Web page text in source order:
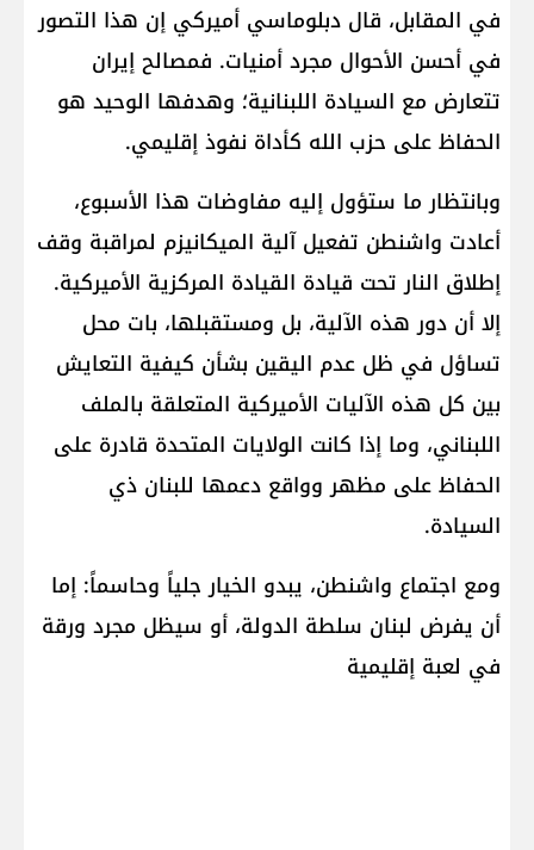
في المقابل، قال دبلوماسي أميركي إن هذا التصور
في أحسن الأحوال مجرد أمنيات. فمصالح إيران
تتعارض مع السيادة اللبنانية؛ وهدفها الوحيد هو
الحفاظ على حزب الله كأداة نفوذ إقليمي.
وبانتظار ما ستؤول إليه مفاوضات هذا الأسبوع،
أعادت واشنطن تفعيل آلية الميكانيزم لمراقبة وقف
إطلاق النار تحت قيادة القيادة المركزية الأميركية.
إلا أن دور هذه الآلية، بل ومستقبلها، بات محل
تساؤل في ظل عدم اليقين بشأن كيفية التعايش
بين كل هذه الآليات الأميركية المتعلقة بالملف
اللبناني، وما إذا كانت الولايات المتحدة قادرة على
الحفاظ على مظهر وواقع دعمها للبنان ذي
السيادة.
ومع اجتماع واشنطن، يبدو الخيار جلياً وحاسماً: إما
أن يفرض لبنان سلطة الدولة، أو سيظل مجرد ورقة
في لعبة إقليمية